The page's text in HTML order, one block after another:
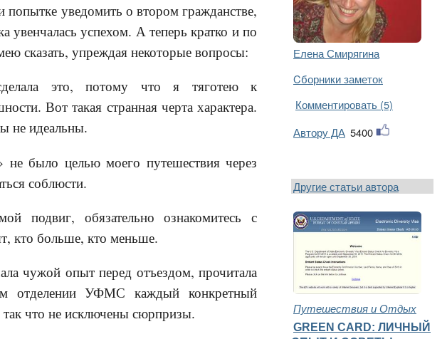
попытке уведомить о втором гражданстве,
увенчалась успехом. А теперь кратко и по
сказать, упреждая некоторые вопросы:
это, потому что я тяготею к
Вот такая странная черта характера.
не идеальны.
не было целью моего путешествия через
соблюсти.
подвиг, обязательно ознакомитесь с
кто больше, кто меньше.
чужой опыт перед отъездом, прочитала
отделении УФМС каждый конкретный
так что не исключены сюрпризы.
Елена Смирягина
Cборники заметок
Комментировать (5)
Автору ДА 5400
Другие статьи автора
Путешествия и Отдых
GREEN CARD: ЛИЧНЫЙ